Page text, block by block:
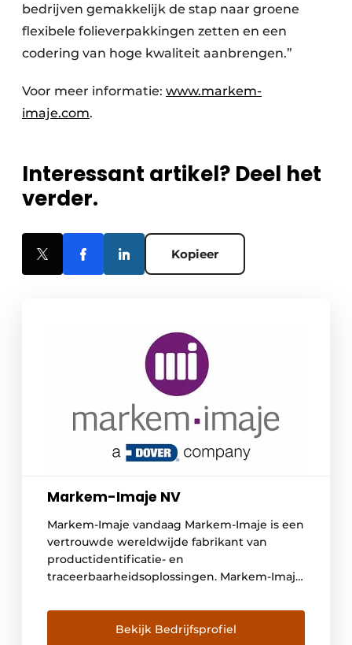
bedrijven gemakkelijk de stap naar groene
flexibele folieverpakkingen zetten en een
codering van hoge kwaliteit aanbrengen.”
Voor meer informatie: www.markem-
imaje.com.
Interessant artikel? Deel het
verder.
Kopieer
Markem-Imaje NV
Markem-Imaje vandaag Markem-Imaje is een
vertrouwde wereldwijde fabrikant van
productidentificatie- en
traceerbaarheidsoplossingen. Markem-Imaje
en innovatieve inkjet-, thermo-transfer -,
laser-, print- en etiketteringssystemen
Bekijk Bedrijfsprofiel